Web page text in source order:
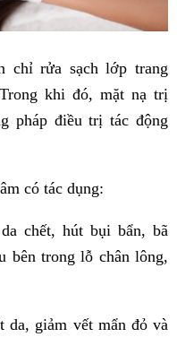
chỉ rửa sạch lớp trang
khi đó, mặt nạ trị
pháp điều trị tác động
có tác dụng:
chết, hút bụi bẩn, bã
bên trong lỗ chân lông,
da, giảm vết mẩn đỏ và